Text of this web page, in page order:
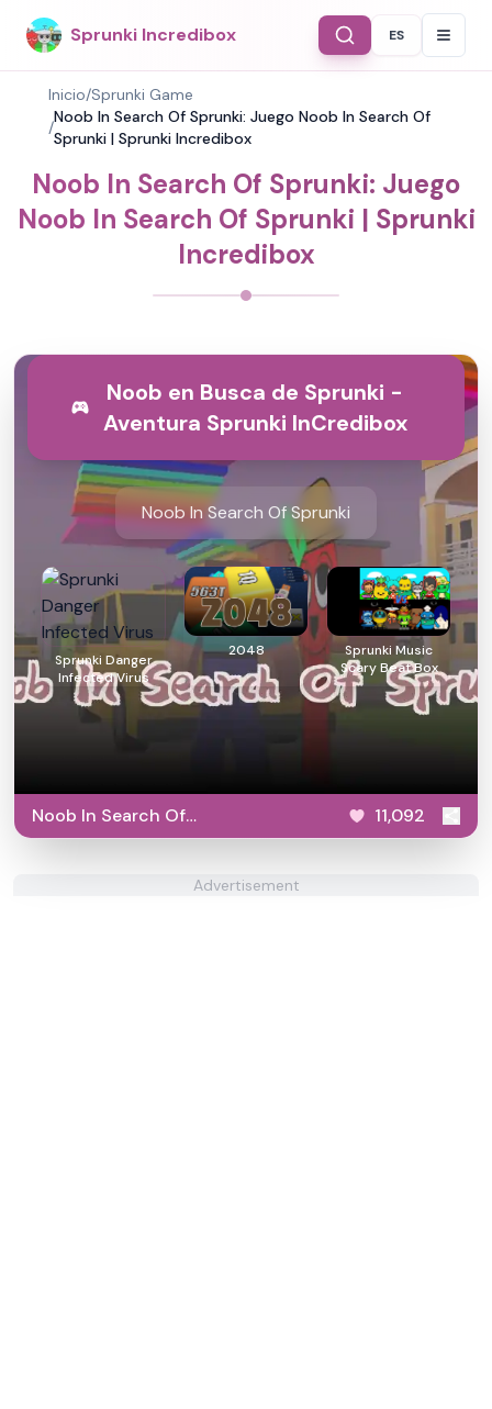
Sprunki Incredibox Select
ES
Inicio/Sprunki Game
/
Noob In Search Of Sprunki: Juego Noob In Search Of
Sprunki | Sprunki Incredibox
Noob In Search Of Sprunki: Juego
Noob In Search Of Sprunki | Sprunki
Incredibox
Noob en Busca de Sprunki -
Aventura Sprunki InCredibox
Noob In Search Of Sprunki
Sprunki Danger
Infected Virus
2048
Sprunki Music
Scary Beat Box
Noob In Search Of
Sprunki
11,092
Advertisement